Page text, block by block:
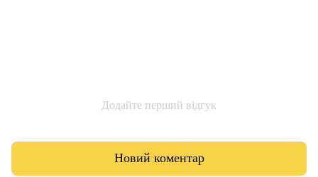
Додайте перший відгук
Новий коментар